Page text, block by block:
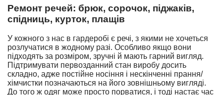
Ремонт речей: брюк, сорочок, піджаків,
спідниць, курток, плащів
У кожного з нас в гардеробі є речі, з якими не хочеться
розлучатися в жодному разі. Особливо якщо вони
підходять за розміром, зручні й мають гарний вигляд.
Підтримувати первозданний стан виробу досить
складно, адже постійне носіння і нескінченні прання/
хімчистки позначаються на його зовнішньому вигляді.
До того ж одяг може просто порватися, і тоді настає час